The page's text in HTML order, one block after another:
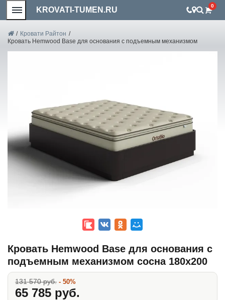
KROVATI-TUMEN.RU 0
/ Кровати Райтон /
Кровать Hemwood Base для основания с подъемным механизмом
Кровать Hemwood Base для основания с
подъемным механизмом сосна 180x200
131 570 руб. - 50%
65 785 руб.